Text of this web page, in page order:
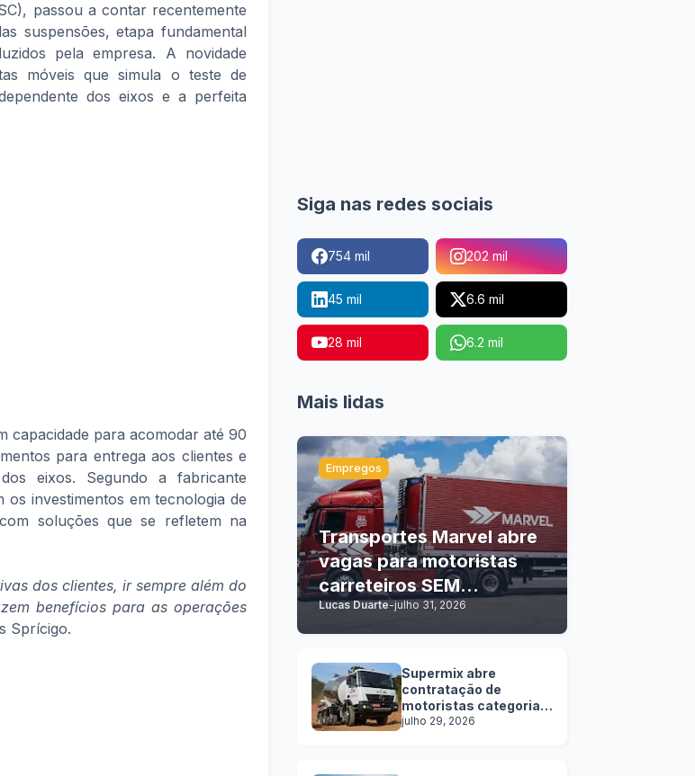
passou a contar recentemente
suspensões, etapa fundamental
pela empresa. A novidade
móveis que simula o teste de
dos eixos e a perfeita
capacidade para acomodar até 90
para entrega aos clientes e
eixos. Segundo a fabricante
os investimentos em tecnologia de
soluções que se refletem na
dos clientes, ir sempre além do
benefícios para as operações
Sprícigo.
Siga nas redes sociais
754 mil 202 mil
45 mil 6.6 mil
28 mil 6.2 mil
Mais lidas
Empregos
Transportes Marvel abre
vagas para motoristas
carreteiros SEM
EXPERIÊNCIA
Lucas Duarte-julho 31, 2026
Supermix abre
contratação de
motoristas categoria
C, D e E
julho 29, 2026